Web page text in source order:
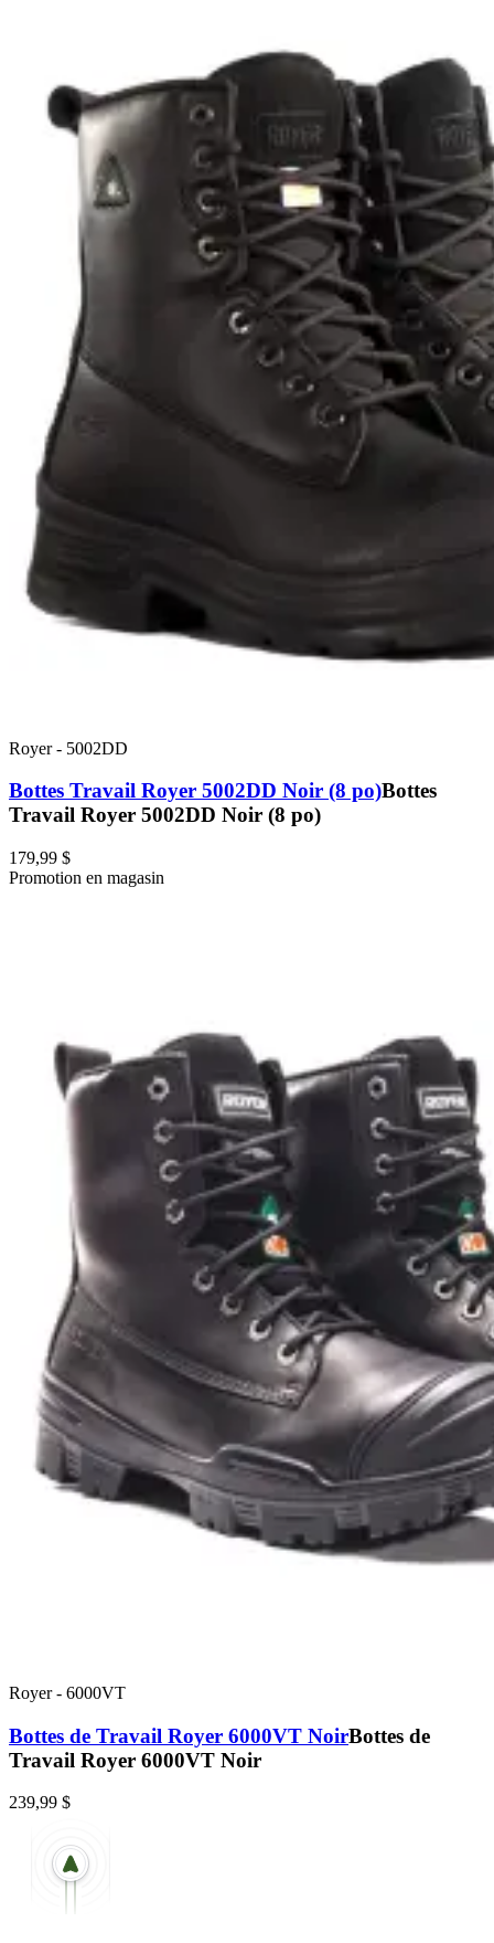
Royer- 5002DD
Bottes Travail Royer 5002DD Noir (8 po)Bottes
Travail Royer 5002DD Noir (8 po)
179,99 $
Promotion en magasin
Royer- 6000VT
Bottes de Travail Royer 6000VT NoirBottes de
Travail Royer 6000VT Noir
239,99 $